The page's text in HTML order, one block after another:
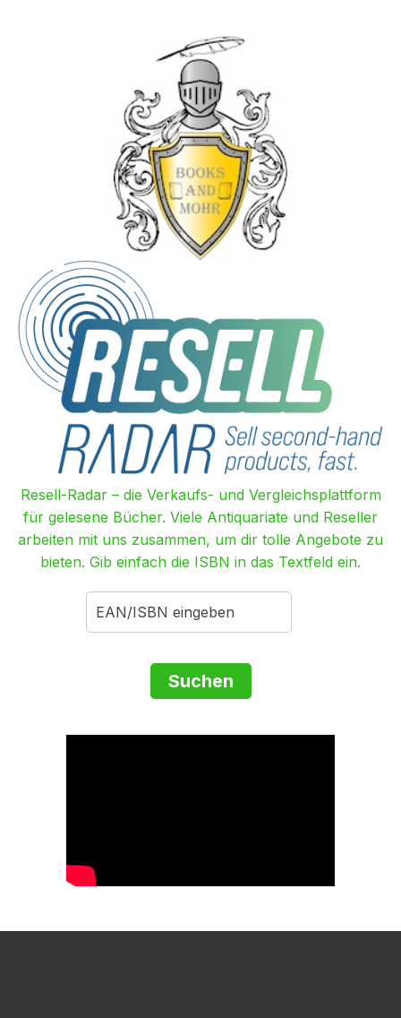
Resell-Radar – die Verkaufs- und Vergleichsplattform
für gelesene Bücher. Viele Antiquariate und Reseller
arbeiten mit uns zusammen, um dir tolle Angebote zu
bieten. Gib einfach die ISBN in das Textfeld ein.